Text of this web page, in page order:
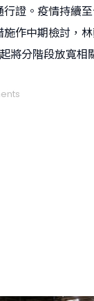
行證。疫情持續
施作中期檢討，
將分階段放寬相